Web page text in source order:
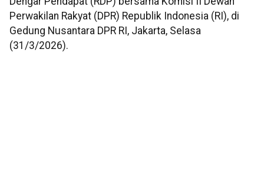
Perwakilan Rakyat (DPR) Republik Indonesia (RI), di
Gedung Nusantara DPR RI, Jakarta, Selasa
(31/3/2026).